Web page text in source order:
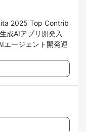
2025 Top Contrib
成AIアプリ開発入
エージェント開発運